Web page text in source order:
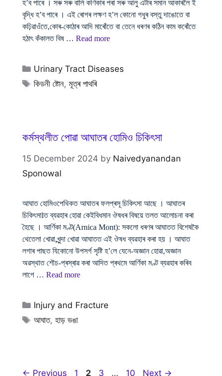
হ’ব পাৰে । সৰু সৰু বালি কণিকাৰ পৰা সৰু আলু এটাৰ সমান আকাৰলৈ ই
বৃদ্ধি হ’ব পাৰে । এই ৰোগৰ লক্ষণ হ’ল কোনো গধুৰ বস্তু দাঙোতে বা
কঢ়িৱাওঁতে,কোৰ-কোঠাৰ আদি মাৰোঁতে বা তেনে ধৰণৰ কঠিন কাম কৰোঁতে
হঠাৎ কঁকালত বিষ … Read more
Categories
Urinary Tract Diseases
Tags
কিডনী ষ্টোন,মূত্ৰ পাথৰি
কৰ্মস্থলীত পোৱা আঘাতৰ হোমিও চিকিৎসা
15 December 2024 by Naivedyanandan
Sponowal
আঘাত হোমিওপেথিকত আঘাতৰ ফলপ্ৰসূ চিকিৎসা আছে । আঘাতৰ
চিকিৎসাlত ব্যৱহাৰ হোৱা কেইবিধমান ঔষধৰ বিষয়ে তলত আলোচনা কৰা
হৈছে । আৰ্ণিকা মণ্ট(Arnica Mont): সকলো ধৰণৰ আঘাতত বিশেষকৈ
থেতেলা খোৱা,খুন্দা খোৱা আঘাতত এই ঔষধ ব্যৱহাৰ কৰা হয় । আঘাত
লগাৰ পাছত যিকোনো উপসৰ্গ সৃষ্টি হ’লে যেনে-অজ্ঞান হোৱা,অজ্ঞান
অৱস্থাত শৌচ-প্ৰস্ৰাৱ কৰা আদিত প্ৰথমে আৰ্ণিকা মণ্ট ব্যৱহাৰ কৰিব
লাগে … Read more
Categories
Injury and Fracture
Tags
আঘাত,হাড় ভঙা
← Previous Page
1 Page
2 Page
3 … Page
10 Next →